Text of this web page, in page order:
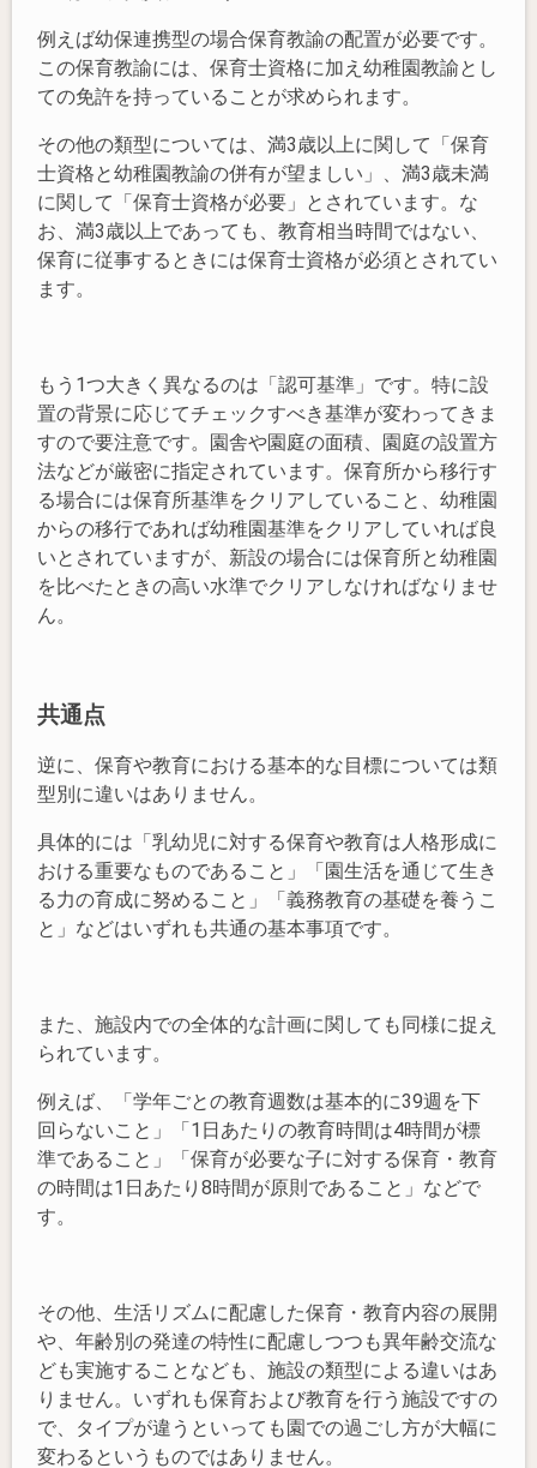
例えば幼保連携型の場合保育教諭の配置が必要です。
この保育教諭には、保育士資格に加え幼稚園教諭とし
ての免許を持っていることが求められます。
その他の類型については、満3歳以上に関して「保育
士資格と幼稚園教諭の併有が望ましい」、満3歳未満
に関して「保育士資格が必要」とされています。な
お、満3歳以上であっても、教育相当時間ではない、
保育に従事するときには保育士資格が必須とされてい
ます。
もう1つ大きく異なるのは「認可基準」です。特に設
置の背景に応じてチェックすべき基準が変わってきま
すので要注意です。園舎や園庭の面積、園庭の設置方
法などが厳密に指定されています。保育所から移行す
る場合には保育所基準をクリアしていること、幼稚園
からの移行であれば幼稚園基準をクリアしていれば良
いとされていますが、新設の場合には保育所と幼稚園
を比べたときの高い水準でクリアしなければなりませ
ん。
共通点
逆に、保育や教育における基本的な目標については類
型別に違いはありません。
具体的には「乳幼児に対する保育や教育は人格形成に
おける重要なものであること」「園生活を通じて生き
る力の育成に努めること」「義務教育の基礎を養うこ
と」などはいずれも共通の基本事項です。
また、施設内での全体的な計画に関しても同様に捉え
られています。
例えば、「学年ごとの教育週数は基本的に39週を下
回らないこと」「1日あたりの教育時間は4時間が標
準であること」「保育が必要な子に対する保育・教育
の時間は1日あたり8時間が原則であること」などで
す。
その他、生活リズムに配慮した保育・教育内容の展開
や、年齢別の発達の特性に配慮しつつも異年齢交流な
ども実施することなども、施設の類型による違いはあ
りません。いずれも保育および教育を行う施設ですの
で、タイプが違うといっても園での過ごし方が大幅に
変わるというものではありません。